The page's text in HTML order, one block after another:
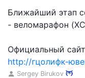
Ближайший этап
- веломарафон
Официальный
http://гцолифк-
Sergey Birukov